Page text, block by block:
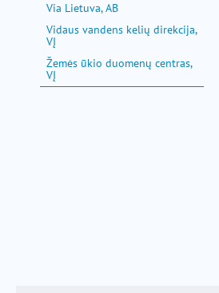
Via Lietuva, AB
Vidaus vandens kelių direkcija,
VĮ
Žemės ūkio duomenų centras,
VĮ